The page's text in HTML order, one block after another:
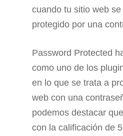
cuando tu sitio web
protegido por una
Password Protected
como uno de los
en lo que se trata a
web con una
podemos destacar
con la calificación de